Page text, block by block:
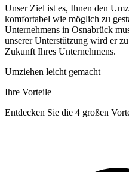
Unser Ziel ist es, Ihnen den
komfortabel wie möglich zu
Unternehmens in Osnabrück
unserer Unterstützung wird er
Zukunft Ihres Unternehmens.
Umziehen leicht gemacht
Ihre Vorteile
Entdecken Sie die 4 großen